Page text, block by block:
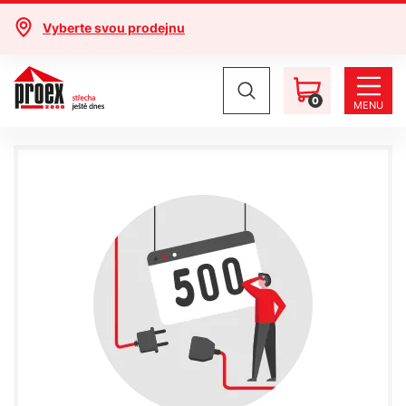
Vyberte svou prodejnu
0 MENU